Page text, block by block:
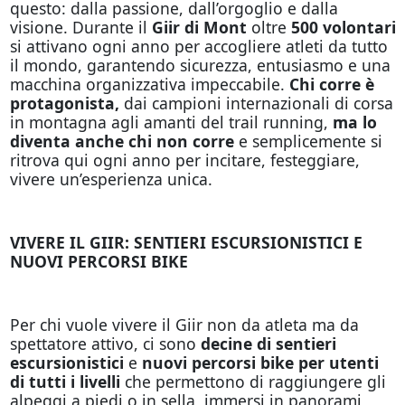
questo: dalla passione, dall’orgoglio e dalla
visione. Durante il Giir di Mont oltre 500 volontari
si attivano ogni anno per accogliere atleti da tutto
il mondo, garantendo sicurezza, entusiasmo e una
macchina organizzativa impeccabile. Chi corre è
protagonista, dai campioni internazionali di corsa
in montagna agli amanti del trail running, ma lo
diventa anche chi non corre e semplicemente si
ritrova qui ogni anno per incitare, festeggiare,
vivere un’esperienza unica.
VIVERE IL GIIR: SENTIERI ESCURSIONISTICI E
NUOVI PERCORSI BIKE
Per chi vuole vivere il Giir non da atleta ma da
spettatore attivo, ci sono decine di sentieri
escursionistici e nuovi percorsi bike per utenti
di tutti i livelli che permettono di raggiungere gli
alpeggi a piedi o in sella, immersi in panorami